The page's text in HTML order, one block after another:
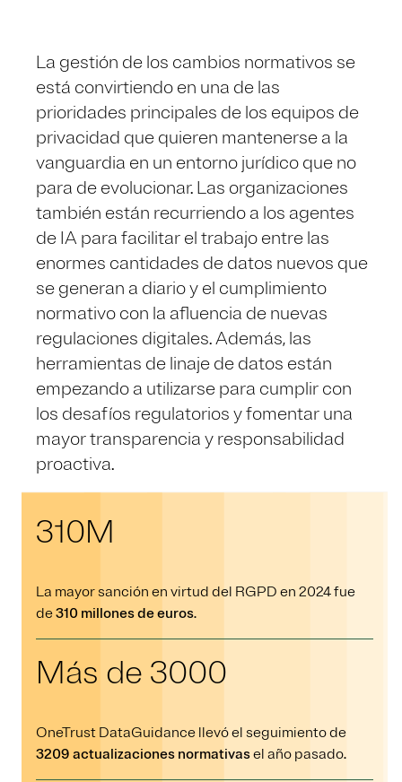
La gestión de los cambios normativos se
está convirtiendo en una de las
prioridades principales de los equipos de
privacidad que quieren mantenerse a la
vanguardia en un entorno jurídico que no
para de evolucionar. Las organizaciones
también están recurriendo a los agentes
de IA para facilitar el trabajo entre las
enormes cantidades de datos nuevos que
se generan a diario y el cumplimiento
normativo con la afluencia de nuevas
regulaciones digitales. Además, las
herramientas de linaje de datos están
empezando a utilizarse para cumplir con
los desafíos regulatorios y fomentar una
mayor transparencia y responsabilidad
proactiva.
310M
La mayor sanción en virtud del RGPD en 2024 fue
de310 millones de euros.
Más de 3000
OneTrust DataGuidance llevó el seguimiento de
3209 actualizaciones normativasel año pasado.